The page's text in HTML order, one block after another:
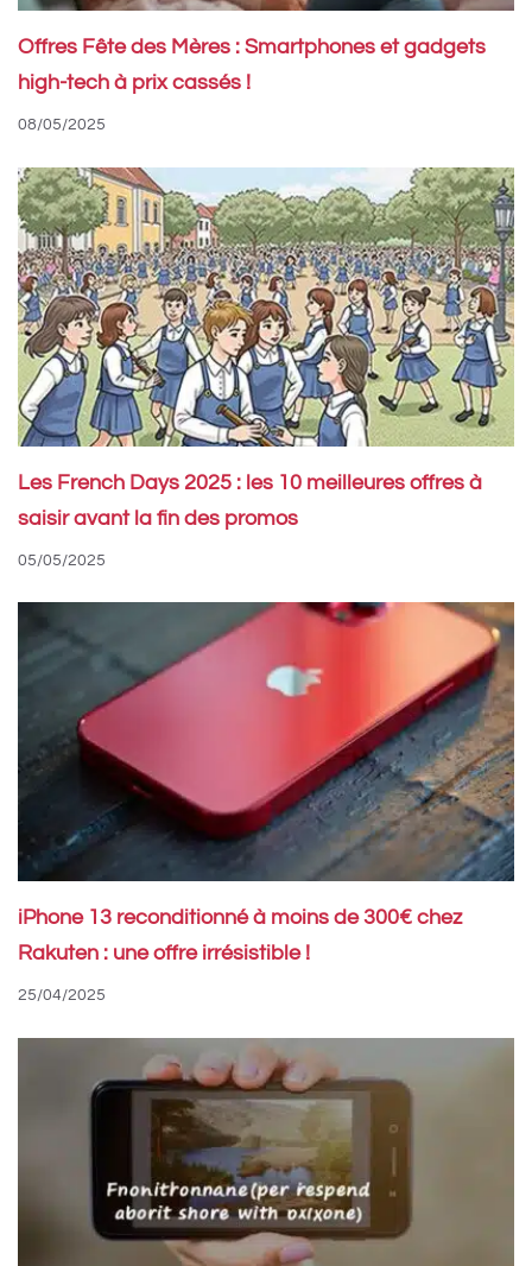
Offres Fête des Mères : Smartphones et gadgets
high-tech à prix cassés !
08/05/2025
Les French Days 2025 : les 10 meilleures offres à
saisir avant la fin des promos
05/05/2025
iPhone 13 reconditionné à moins de 300€ chez
Rakuten : une offre irrésistible !
25/04/2025